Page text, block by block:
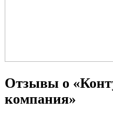
Отзывы о
компания»